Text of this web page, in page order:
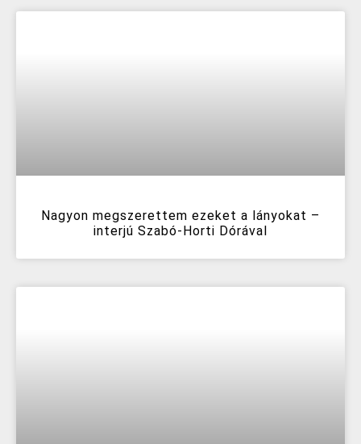
Nagyon megszerettem ezeket a lányokat –
interjú Szabó-Horti Dórával